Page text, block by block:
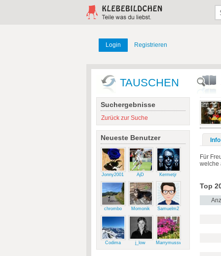
Login Registrieren
TAUSCHEN
Suchergebnisse
Zurück zur Suche
Neueste Benutzer
Jonny2001 AjD Kermetjr
chrombo Momonik Samuelm2
Codima j_low Marrymussweg
Info
Für
welche
Top